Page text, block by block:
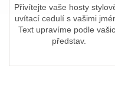
Přivítejte vaše hosty
uvítací cedulí s vašimi
Text upravíme podle
představ.
30